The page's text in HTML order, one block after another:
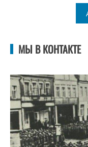
МЫ В КОНТАКТЕ